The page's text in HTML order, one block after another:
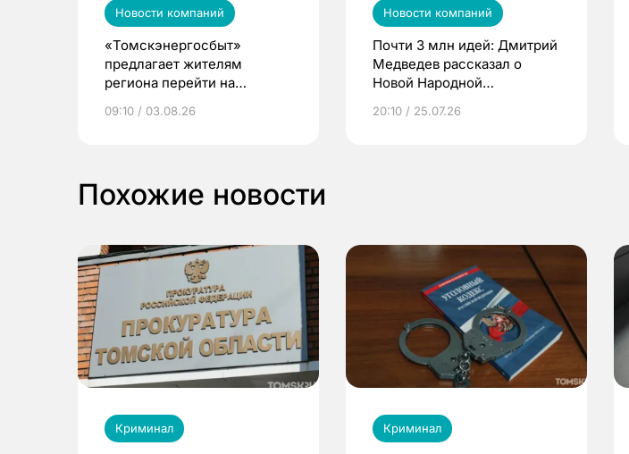
Новости компаний
«Томскэнергосбыт»
предлагает жителям
региона перейти на
выиграть призы
09:10 / 03.08.26
Новости компаний
Почти 3 млн идей: Дмитрий
Медведев рассказал о
Новой Народной
20:10 / 25.07.26
Похожие новости
Криминал Криминал